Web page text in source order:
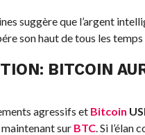
suggère que l’argent
son haut de tous les temps
BITCOIN
agressifs et Bitcoin
maintenant sur BTC. Si l’élan